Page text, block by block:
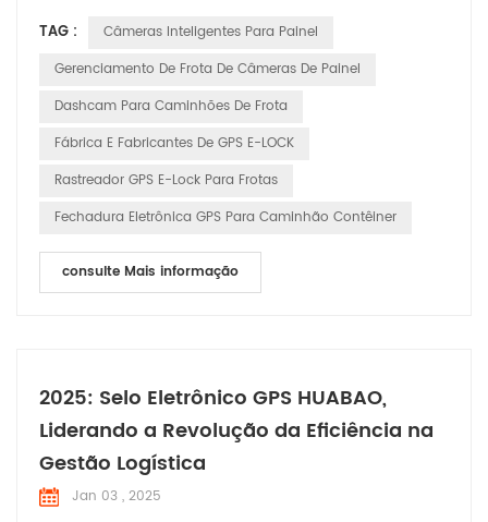
a HUABAO Technology, fabricante líder de gravadores de
direção e produtos GPS elock, está comprometida em garantir
me...
TAG :
Câmeras Inteligentes Para Painel
Gerenciamento De Frota De Câmeras De Painel
Dashcam Para Caminhões De Frota
Fábrica E Fabricantes De GPS E-LOCK
Rastreador GPS E-Lock Para Frotas
Fechadura Eletrônica GPS Para Caminhão Contêiner
consulte Mais informação
2025: Selo Eletrônico GPS HUABAO,
Liderando a Revolução da Eficiência na
Gestão Logística
Jan 03 , 2025